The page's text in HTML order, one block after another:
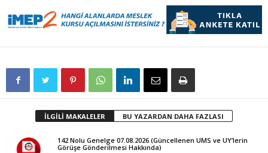
İLGİLİ MAKALELER BU YAZARDAN DAHA FAZLASI
142 Nolu Genelge 07.08.2026 (Güncellenen UMS ve UY’lerin
Görüşe Gönderilmesi Hakkında)